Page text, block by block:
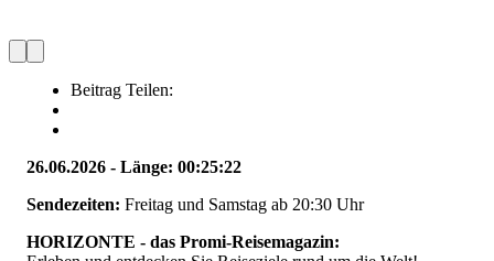
Beitrag Teilen:
26.06.2026 - Länge: 00:25:22
Sendezeiten: Freitag und Samstag ab 20:30 Uhr
HORIZONTE - das Promi-Reisemagazin: